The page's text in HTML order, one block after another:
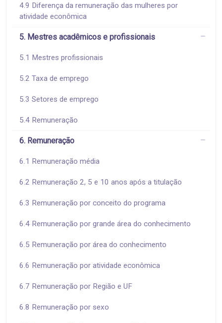
4.9 Diferença da remuneração das mulheres por
atividade econômica
5. Mestres acadêmicos e profissionais
5.1 Mestres profissionais
5.2 Taxa de emprego
5.3 Setores de emprego
5.4 Remuneração
6. Remuneração
6.1 Remuneração média
6.2 Remuneração 2, 5 e 10 anos após a titulação
6.3 Remuneração por conceito do programa
6.4 Remuneração por grande área do conhecimento
6.5 Remuneração por área do conhecimento
6.6 Remuneração por atividade econômica
6.7 Remuneração por Região e UF
6.8 Remuneração por sexo